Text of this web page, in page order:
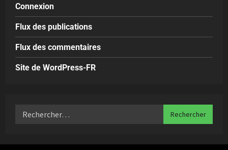
Connexion
Flux des publications
Flux des commentaires
Site de WordPress-FR